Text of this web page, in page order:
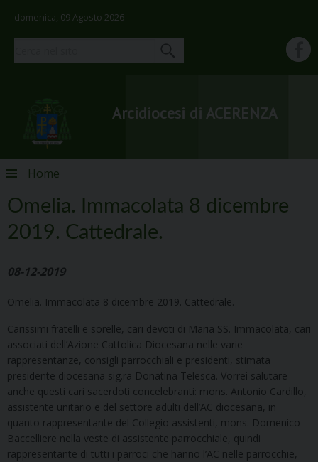
domenica, 09 Agosto 2026
Arcidiocesi di ACERENZA
Skip
content
Home
Omelia. Immacolata 8 dicembre
2019. Cattedrale.
08-12-2019
Omelia. Immacolata 8 dicembre 2019. Cattedrale.
Carissimi fratelli e sorelle, cari devoti di Maria SS. Immacolata, cari
associati dell’Azione Cattolica Diocesana nelle varie
rappresentanze, consigli parrocchiali e presidenti, stimata
presidente diocesana sig.ra Donatina Telesca. Vorrei salutare
anche questi cari sacerdoti concelebranti: mons. Antonio Cardillo,
assistente unitario e del settore adulti dell’AC diocesana, in
quanto rappresentante del Collegio assistenti, mons. Domenico
Baccelliere nella veste di assistente parrocchiale, quindi
rappresentante di tutti i parroci che hanno l’AC nelle parrocchie,